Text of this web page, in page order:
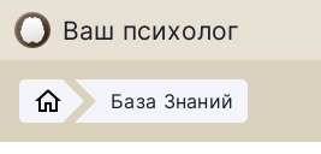
Ваш психолог
База Знаний